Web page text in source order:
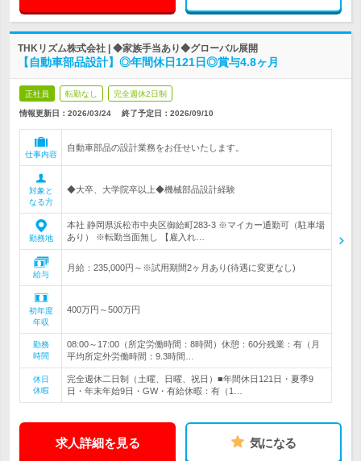
THKリズム株式会社 | ◆家族手当あり◆グローバル展開
【自動車部品設計】◎年間休日121日◎賞与4.8ヶ月
正社員 転勤なし 完全週休2日制
情報更新日：2026/03/24 終了予定日： 2026/09/10
仕事内容
自動車部品の設計業務をお任せいたします。
対象と
なる方
◆大卒、大学院卒以上◆機械部品設計経験
勤務地
本社 静岡県浜松市中央区御給町283-3 ※マイカー通勤可（駐車場
あり） ※転勤当面無し 【雇入れ…
給与
月給：235,000円～※試用期間2ヶ月あり(待遇に変更なし)
初年度
年収
400万円～500万円
勤務
時間
08:00～17:00（所定労働時間：8時間）休憩：60分残業：有（月
平均所定外労働時間：9.3時間…
休日
休暇
完全週休二日制（土曜、日曜、祝日）■年間休日121日・夏季9
日・年末年始9日・GW・有給休暇：有（1…
求人詳細を見る 気になる